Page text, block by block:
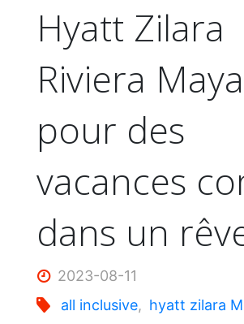
Hyatt Zilara
Riviera
pour des
vacances
dans un
2023-08-11
all inclusive, hyatt zilara